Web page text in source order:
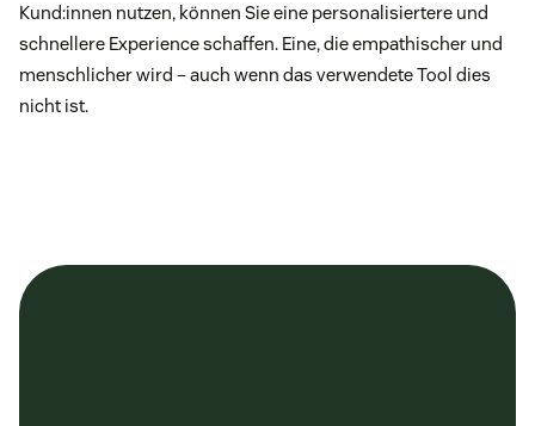
Kund:innen nutzen, können Sie eine personalisiertere und
schnellere Experience schaffen. Eine, die empathischer und
menschlicher wird – auch wenn das verwendete Tool dies
nicht ist.